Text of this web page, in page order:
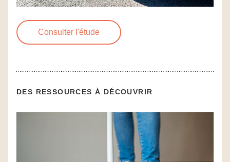
Consulter l'étude
DES RESSOURCES À DÉCOUVRIR